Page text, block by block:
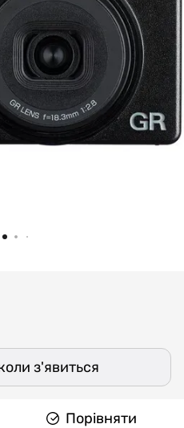
з'явиться
Порівняти